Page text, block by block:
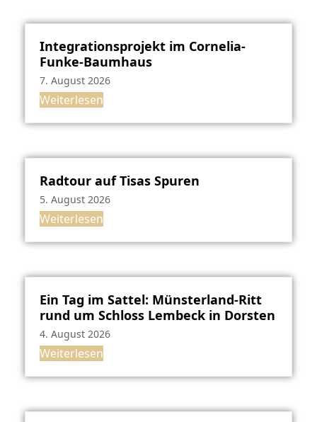
Integrationsprojekt im Cornelia-
Funke-Baumhaus
7. August 2026
Weiterlesen
Radtour auf Tisas Spuren
5. August 2026
Weiterlesen
Ein Tag im Sattel: Münsterland-Ritt
rund um Schloss Lembeck in Dorsten
4. August 2026
Weiterlesen